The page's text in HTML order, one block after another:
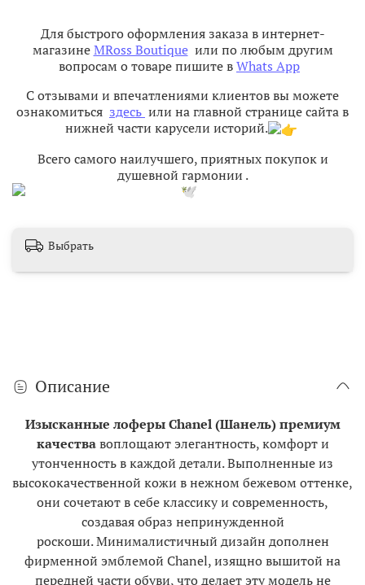
Для быстрого оформления заказа в интернет-
магазинеMRoss Boutiqueили по любым другим
вопросам о товаре пишите вWhats App
С отзывами и впечатлениями клиентов вы можете
ознакомиться здесь или на главной странице сайта в
нижней части карусели историй.
Всего самого наилучшего, приятных покупок и
душевной гармонии .
Выбрать
Описание
Изысканные лоферы Chanel (Шанель) премиум
качествавоплощают элегантность, комфорт и
утонченность в каждой детали. Выполненные из
высококачественной кожи в нежном бежевом оттенке,
они сочетают в себе классику и современность,
создавая образ непринужденной
роскоши.Минималистичный дизайн дополнен
фирменной эмблемой Chanel, изящно вышитой на
передней части обуви, что делает эту модель не